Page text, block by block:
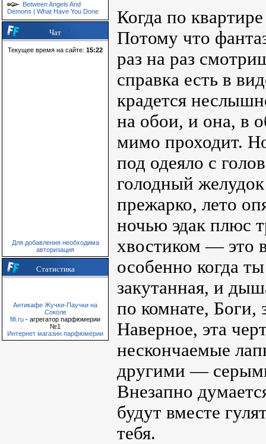
Between Angels And
Demons | What Have You Done
Чат
Текущее время на сайте: 15:22
Для добавления необходима
авторизация
Статистика
Антикафе Жучки-Паучки на
Соколе
fifi.ru - агрегатор парфюмерии
№1
Интернет магазин парфюмерии
Когда по
Потому что
раз на раз
справка есть в
крадется
на обои, и она, в
мимо проходит.
под одеяло с
голодный
прежарко, лето
ночью эдак плюс
хвостиком — это
особенно когда
закутанная, и
по комнате, Боги,
Наверное, эта
нескончаемые
другими —
Внезапно
будут вместе
тебя.